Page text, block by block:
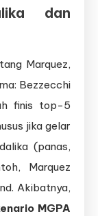
dan
Marquez,
Bezzecchi
finis top-5
jika gelar
(panas,
Marquez
Akibatnya,
MGPA